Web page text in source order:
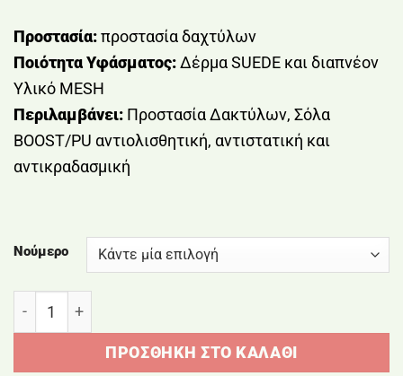
Προστασία:προστασία δαχτύλων
Ποιότητα Υφάσματος:Δέρμα SUEDE και διαπνέον
Υλικό MESH
Περιλαμβάνει: Προστασία Δακτύλων, Σόλα
BOOST/PU αντιολισθητική, αντιστατική και
αντικραδασμική
Νούμερο
ΠΡΟΣΘΉΚΗ ΣΤΟ ΚΑΛΆΘΙ